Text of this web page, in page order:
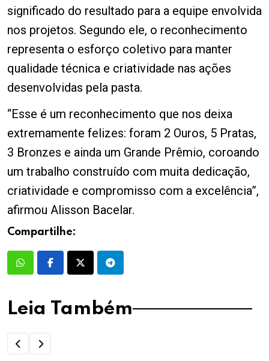
significado do resultado para a equipe envolvida
nos projetos. Segundo ele, o reconhecimento
representa o esforço coletivo para manter
qualidade técnica e criatividade nas ações
desenvolvidas pela pasta.
“Esse é um reconhecimento que nos deixa
extremamente felizes: foram 2 Ouros, 5 Pratas,
3 Bronzes e ainda um Grande Prêmio, coroando
um trabalho construído com muita dedicação,
criatividade e compromisso com a excelência”,
afirmou Alisson Bacelar.
Compartilhe:
Leia Também